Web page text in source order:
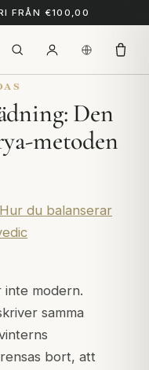
FRÅN €100,00
Den
metoden
Hur du balanserar
inte modern.
samma
bort, att